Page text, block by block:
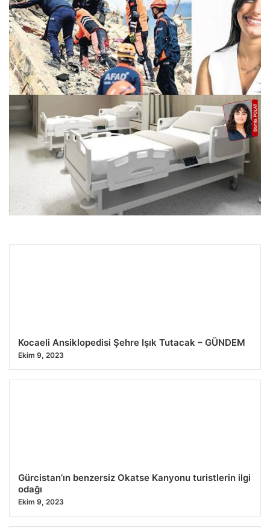
Depremi yaşadı, çözümü tasarladı
31.07.2026 07:59
Kocaeli Ansiklopedisi Şehre Işık Tutacak – GÜNDEM
Ekim 9, 2023
Gürcistan’ın benzersiz Okatse Kanyonu turistlerin ilgi
odağı
Ekim 9, 2023